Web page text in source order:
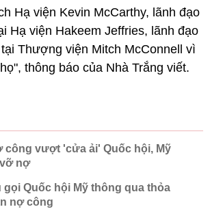
Hạ viện Kevin McCarthy, lãnh đạo
Hạ viện Hakeem Jeffries, lãnh đạo
Thượng viện Mitch McConnell vì
thông báo của Nhà Trắng viết.
công vượt 'cửa ải' Quốc hội, Mỹ
nợ
gọi Quốc hội Mỹ thông qua thỏa
nợ công